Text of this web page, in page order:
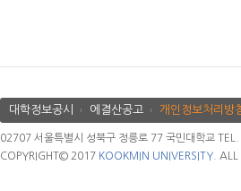
대학정보공시 에결산공고 개인정보처리방
02707 서울특별시 성북구 정릉로 77 국민대학교
COPYRIGHT© 2017 KOOKMIN UNIVERSITY. ALL